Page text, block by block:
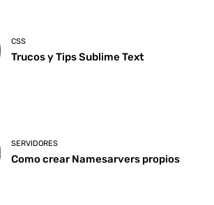
CSS
Trucos y Tips Sublime Text
SERVIDORES
Como crear Namesarvers propios